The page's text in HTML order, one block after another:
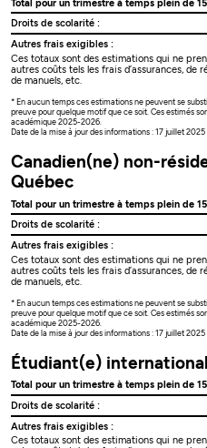
Total pour un trimestre à temps plein de
Droits de scolarité :
Autres frais exigibles :
Ces totaux sont des estimations qui ne
autres coûts tels les frais d’assurances, de
de manuels, etc.
* En aucun temps ces estimations ne peuvent se
preuve pour quelque motif que ce soit. Ces estimés
académique 2025-2026.
Date de la mise à jour des informations : 17 juillet 2025
Canadien(ne) non-
Québec
Total pour un trimestre à temps plein de
Droits de scolarité :
Autres frais exigibles :
Ces totaux sont des estimations qui ne
autres coûts tels les frais d’assurances, de
de manuels, etc.
* En aucun temps ces estimations ne peuvent se
preuve pour quelque motif que ce soit. Ces estimés
académique 2025-2026.
Date de la mise à jour des informations : 17 juillet 2025
Étudiant(e)
Total pour un trimestre à temps plein de
Droits de scolarité :
Autres frais exigibles :
Ces totaux sont des estimations qui ne